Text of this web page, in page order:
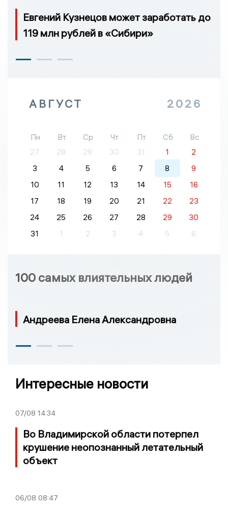
Евгений Кузнецов может заработать до
119 млн рублей в «Сибири»
АВГУСТ 2026
Пн Вт Ср Чт Пт Сб
Вс
27
28 29 30 31 1
2
3
4 5 6 7 8
9
10
11 12 13 14 15
16
17
18 19 20 21 22
23
24
25 26 27 28 29
30
31
1 2 3 4 5 6
100 самых влиятельных людей
Андреева Елена Александровна
Интересные новости
07/08 14:34
Во Владимирской области потерпел
крушение неопознанный летательный
объект
06/08 08:47